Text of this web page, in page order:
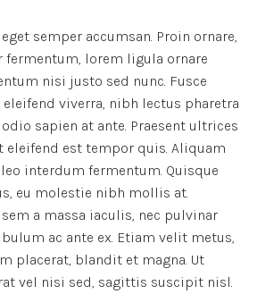
semper accumsan. Proin ornare,
fermentum, lorem ligula ornare
nisi justo sed nunc. Fusce
eleifend viverra, nibh lectus pharetra
sapien at ante. Praesent ultrices
eleifend est tempor quis. Aliquam
interdum fermentum. Quisque
eu molestie nibh mollis at.
a massa iaculis, nec pulvinar
ac ante ex. Etiam velit metus,
placerat, blandit et magna. Ut
vel nisi sed, sagittis suscipit nisl.